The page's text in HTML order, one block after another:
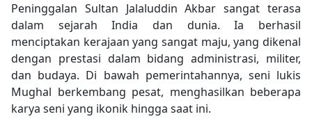
Peninggalan Sultan Jalaluddin Akbar sangat terasa
dalam sejarah India dan dunia. Ia berhasil
menciptakan kerajaan yang sangat maju, yang dikenal
dengan prestasi dalam bidang administrasi, militer,
dan budaya. Di bawah pemerintahannya, seni lukis
Mughal berkembang pesat, menghasilkan beberapa
karya seni yang ikonik hingga saat ini.